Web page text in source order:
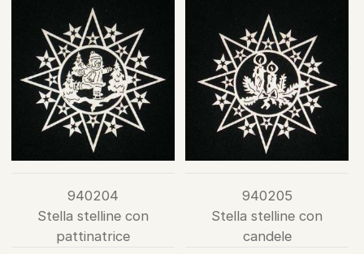
940204
Stella stelline con
pattinatrice
940205
Stella stelline con
candele